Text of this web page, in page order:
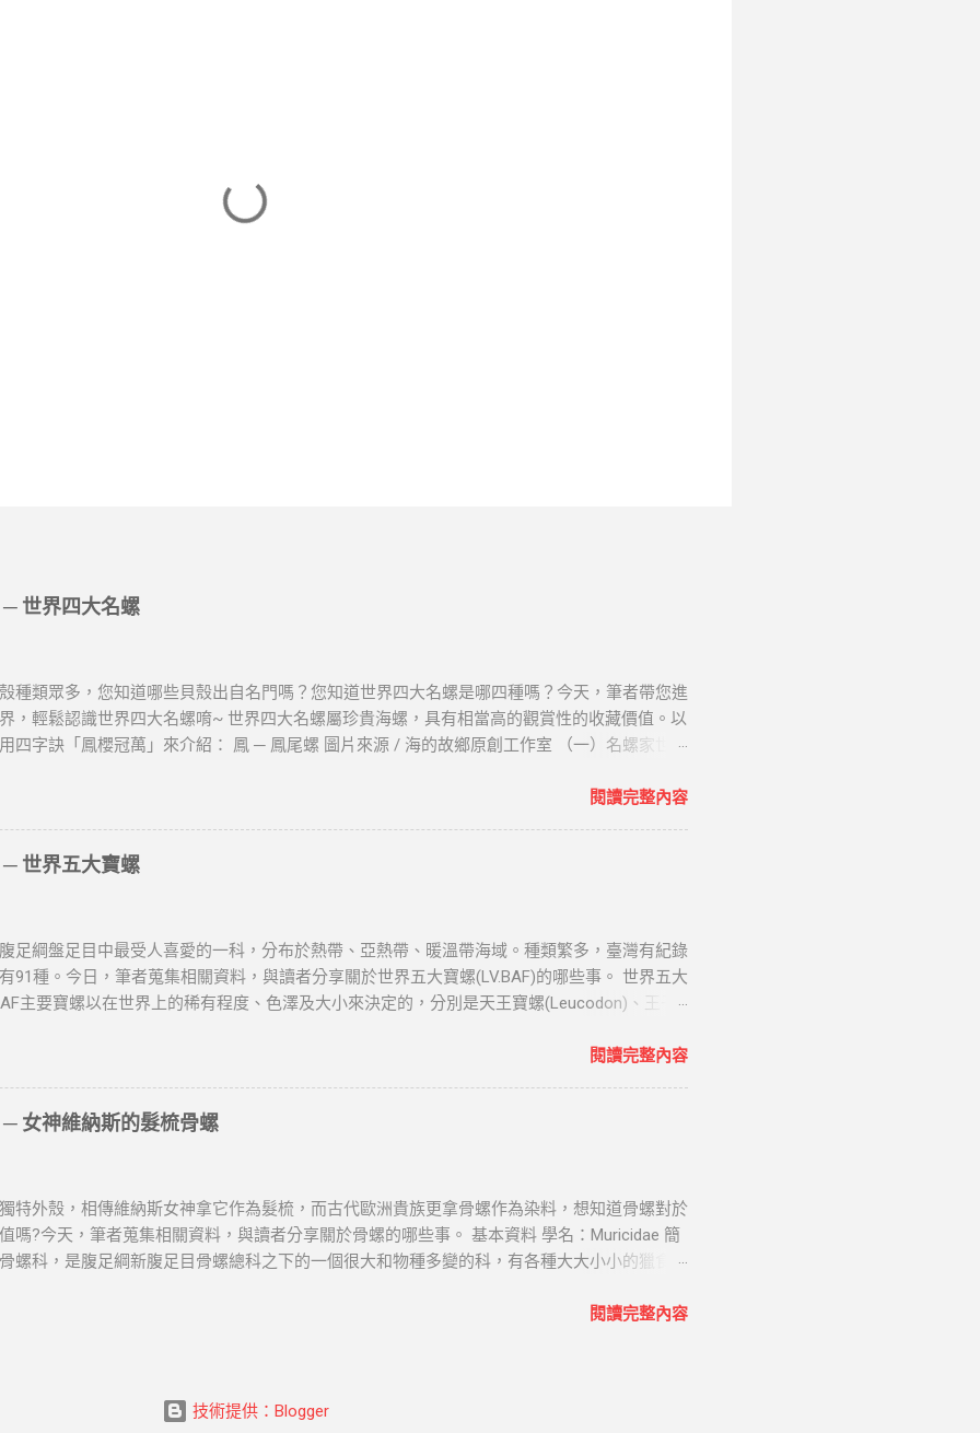
世界四大名螺
種類眾多，您知道哪些貝殼出自名門嗎？您知道世界四大名螺是哪四種嗎？今天，筆者帶您進
，輕鬆認識世界四大名螺唷~ 世界四大名螺屬珍貴海螺，具有相當高的觀賞性的收藏價值。以
四字訣「鳳櫻冠萬」來介紹： 鳳 ─ 鳳尾螺 圖片來源 / 海的故鄉原創工作室 （一）名螺家世
常缺損。每層寬大的體層常有兩條明顯的縱脹肋。體層上的螺肋光滑、寬大而且低平，其間有
壁有折褶。殼表為乳白色，有深褐色斑紋和新月形斑紋。殼口橙褐色，外唇齒間有白色溝槽。
齒間為深褐色。可作號角。 鳳尾螺分佈於印度太平洋、日本南部、大洋洲。 （二）名螺典故
象徵，據說能驅魔辟邪、保佑平安，海民和山民常用來作號角驅魔，在藏傳佛教中被視為重要
尊崇。 古代的人們相信大法螺具有法力，在佛教中信奉為法物。有詩云：“寺觀堂前響法螺，
平安”、“吹之則渚滅神歡喜，旦聞之渚滅罪障”。大法螺在佛教中為佛之法音的標幟，是智慧和
。 櫻 ─ 鸚鵡螺 圖片來源 / 維基百科，自由的百科全書 （一）名螺家世 鸚鵡螺基本上屬於底
時多在100米的深水底層用腕部緩慢地匍匐而行。也可以利用腕部...
閱讀完整內容
世界五大寶螺
足綱盤足目中最受人喜愛的一科，分布於熱帶、亞熱帶、暖溫帶海域。種類繁多，臺灣有紀錄
91種。今日，筆者蒐集相關資料，與讀者分享關於世界五大寶螺(LV.BAF)的哪些事。 世界五大
主要寶螺以在世界上的稀有程度、色澤及大小來決定的，分別是天王寶螺(Leucodon)、王子
分布於印度洋東部- 菲律賓及新幾內亞海域。 屬於寶螺科四大家族的林西那貝亞屬。
殼齒粗。 因外形美麗，倍受廣大貝類收藏者的青睞，具有較高觀賞和收藏價值。 王子寶螺 學
valentia 分佈於澳大利亞北部，新不列顛島，菲律賓。 殼呈圓球形，背部隆起，螺層內捲。
：Cypraea broderipii 分佈於索馬里 屬於寶螺科四大家族的林西那貝亞屬。 黃金寶螺 學名：
分布於西太平洋、澳大利亞、印尼、波利尼西亞、馬紹爾群島、斐濟群島及台灣綠島
。 屬於寶螺科四大家族的林西那貝亞屬。 因在強光照射下，表面會發出深桃紅色或金黃色的
列橙紅色。唯放久後會褪成橙黃色。 因外形美麗，倍受廣大貝類收藏者的青睞，具有較高觀
閱讀完整內容
女神維納斯的髮梳骨螺
特外殼，相傳維納斯女神拿它作為髮梳，而古代歐洲貴族更拿骨螺作為染料，想知道骨螺對於
嗎?今天，筆者蒐集相關資料，與讀者分享關於骨螺的哪些事。 基本資料 學名：Muricidae 簡
螺科，是腹足綱新腹足目骨螺總科之下的一個很大和物種多變的科，有各種大大小小的獵食性
岩石或珊瑚礁間。 形態特徵 骨螺是獵食性海螺，生活在中等深度的水中。 骨螺的殼中等大
質的環境匍匐生活，有時也鑽入淺沙中。 會在其他貝類的殼上鑽一孔，伸入長吻取食。 多在
閱讀完整內容
技術提供：Blogger